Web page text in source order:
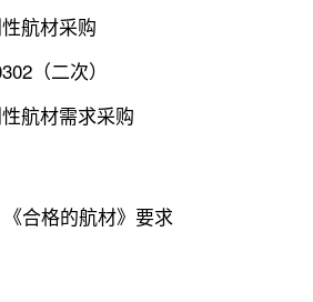
航材采购
（二次）
航材需求采购
合格的航材》要求